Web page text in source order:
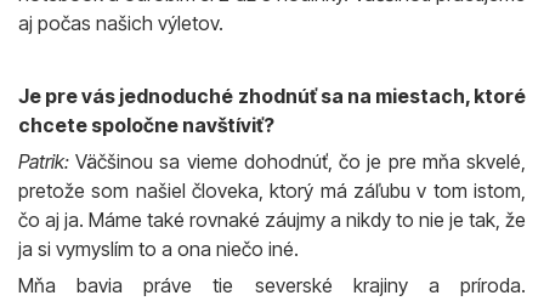
aj počas našich výletov.
Je pre vás jednoduché zhodnúť sa na miestach, ktoré
chcete spoločne navštíviť?
Patrik:Väčšinou sa vieme dohodnúť, čo je pre mňa skvelé,
pretože som našiel človeka, ktorý má záľubu v tom istom,
čo aj ja. Máme také rovnaké záujmy a nikdy to nie je tak, že
ja si vymyslím to a ona niečo iné.
Mňa bavia práve tie severské krajiny a príroda.